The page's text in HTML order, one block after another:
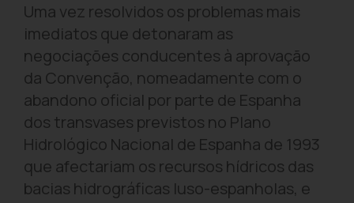
Uma vez resolvidos os problemas mais
imediatos que detonaram as
negociações conducentes à aprovação
da Convenção, nomeadamente com o
abandono oficial por parte de Espanha
dos transvases previstos no Plano
Hidrológico Nacional de Espanha de 1993
que afectariam os recursos hídricos das
bacias hidrográficas luso-espanholas, e